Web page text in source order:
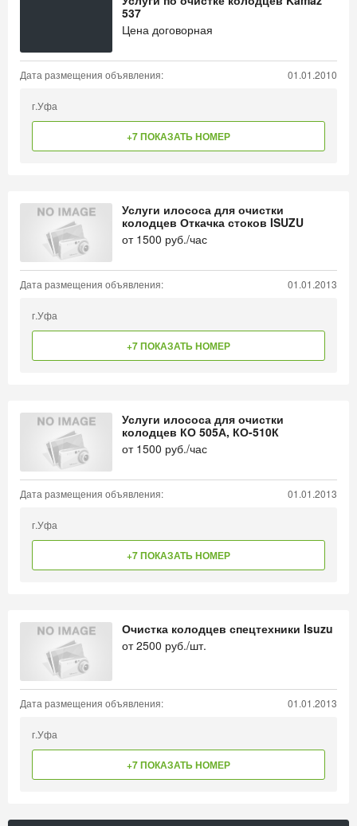
537
Цена договорная
Дата размещения объявления: 01.01.2010
г.Уфа
+7 ПОКАЗАТЬ НОМЕР
Услуги илососа для очистки
колодцев Откачка стоков ISUZU
от 1500 руб./час
Дата размещения объявления: 01.01.2013
г.Уфа
+7 ПОКАЗАТЬ НОМЕР
Услуги илососа для очистки
колодцев КО 505А, КО-510К
от 1500 руб./час
Дата размещения объявления: 01.01.2013
г.Уфа
+7 ПОКАЗАТЬ НОМЕР
Очистка колодцев спецтехники Isuzu
от2500 руб./шт.
Дата размещения объявления: 01.01.2013
г.Уфа
+7 ПОКАЗАТЬ НОМЕР